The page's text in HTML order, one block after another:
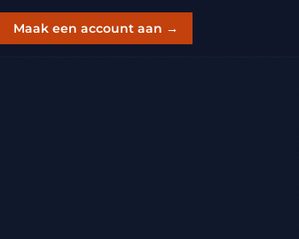
Maak een account aan →